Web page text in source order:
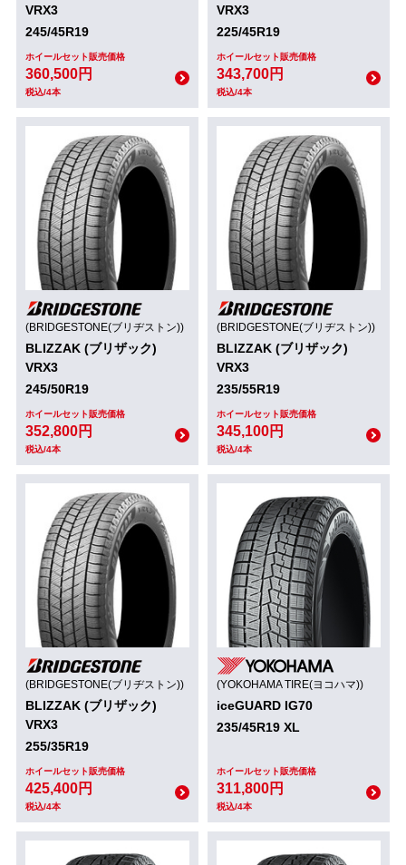
VRX3
245/45R19
ホイールセット販売価格
360,500円
税込/4本
VRX3
225/45R19
ホイールセット販売価格
343,700円
税込/4本
(BRIDGESTONE(ブリヂストン))
BLIZZAK (ブリザック)
VRX3
245/50R19
ホイールセット販売価格
352,800円
税込/4本
(BRIDGESTONE(ブリヂストン))
BLIZZAK (ブリザック)
VRX3
235/55R19
ホイールセット販売価格
345,100円
税込/4本
(BRIDGESTONE(ブリヂストン))
BLIZZAK (ブリザック)
VRX3
255/35R19
ホイールセット販売価格
425,400円
税込/4本
(YOKOHAMA TIRE(ヨコハマ))
iceGUARD IG70
235/45R19 XL
ホイールセット販売価格
311,800円
税込/4本